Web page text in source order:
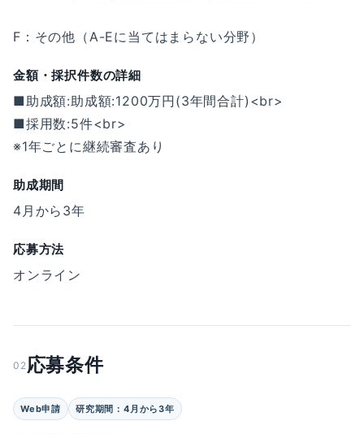
F：その他（A-Eに当てはまらない分野）
金額・採択件数の詳細
■助成額:助成額:1200万円(3年間合計)<br>
■採用数:5件<br>
※1年ごとに継続審査あり
助成期間
4月から3年
応募方法
オンライン
02 応募条件
Web申請 研究期間：4月から3年